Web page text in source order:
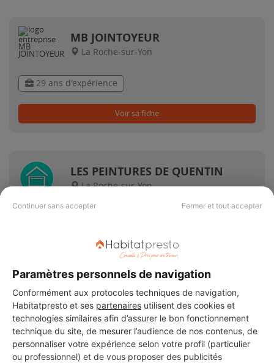
Continuer sans accepter Fermer et tout accepter
Paramètres personnels de navigation
Conformément aux protocoles techniques de navigation,
Habitatpresto et ses partenaires utilisent des cookies et
technologies similaires afin d’assurer le bon fonctionnement
technique du site, de mesurer l’audience de nos contenus, de
personnaliser votre expérience selon votre profil (particulier
ou professionnel) et de vous proposer des publicités
MB JOINTOYEUR
La Roche-sur-Yon
29 ans d'expérience
Voir sa fiche
LES PEINTURES DE QUENTIN
La Roche-sur-Yon
Voir sa fiche
Alliance Energie Process
La Roche-sur-Yon
14 ans d'expérience